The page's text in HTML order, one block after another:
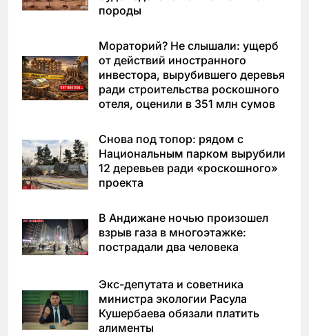
породы
Мораторий? Не слышали: ущерб
от действий иностранного
инвестора, вырубившего деревья
ради строительства роскошного
отеля, оценили в 351 млн сумов
Снова под топор: рядом с
Национальным парком вырубили
12 деревьев ради «роскошного»
проекта
В Андижане ночью произошел
взрыв газа в многоэтажке:
пострадали два человека
Экс-депутата и советника
министра экологии Расула
Кушербаева обязали платить
алименты